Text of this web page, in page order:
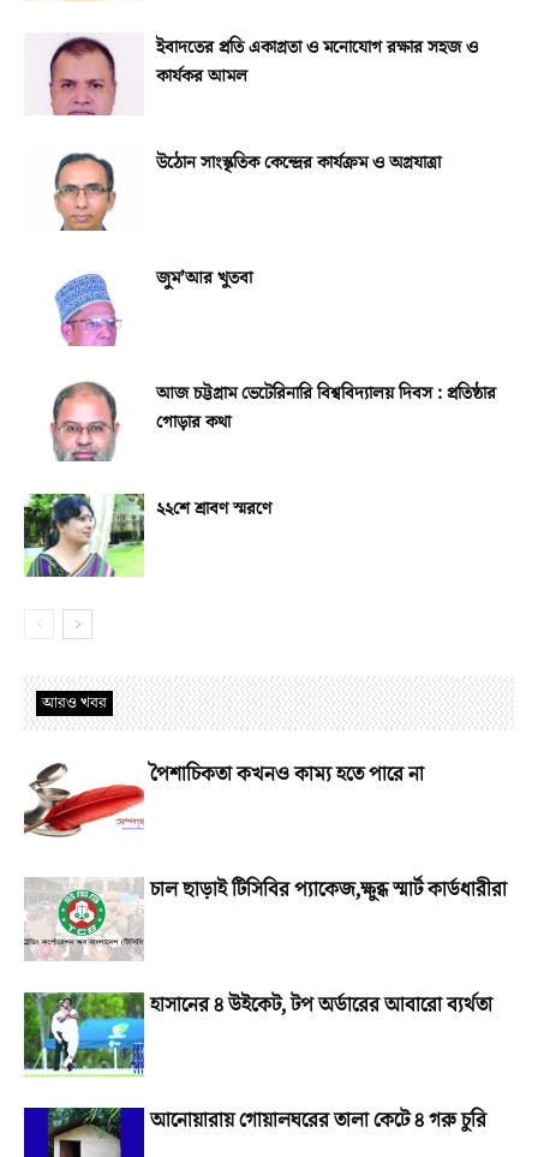
ইবাদতের প্রতি একাগ্রতা ও মনোযোগ রক্ষার সহজ ও
কার্যকর আমল
উঠোন সাংস্কৃতিক কেন্দ্রের কার্যক্রম ও অগ্রযাত্রা
জুম’আর খুতবা
আজ চট্টগ্রাম ভেটেরিনারি বিশ্ববিদ্যালয় দিবস : প্রতিষ্ঠার
গোড়ার কথা
২২শে শ্রাবণ স্মরণে
আরও খবর
পৈশাচিকতা কখনও কাম্য হতে পারে না
চাল ছাড়াই টিসিবির প্যাকেজ,ক্ষুব্ধ স্মার্ট কার্ডধারীরা
হাসানের ৪ উইকেট, টপ অর্ডারের আবারো ব্যর্থতা
আনোয়ারায় গোয়ালঘরের তালা কেটে ৪ গরু চুরি